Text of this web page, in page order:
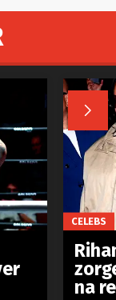

CELEBS
na